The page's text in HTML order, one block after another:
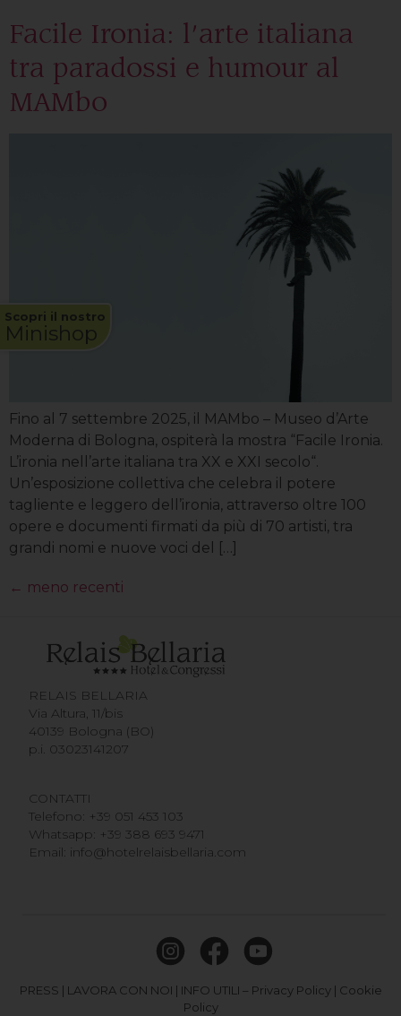
Scopri il nostro
Minishop
Facile Ironia: l’arte italiana
tra paradossi e humour al
MAMbo
Fino al 7 settembre 2025, il MAMbo – Museo d’Arte
Moderna di Bologna, ospiterà la mostra “Facile Ironia.
L’ironia nell’arte italiana tra XX e XXI secolo“.
Un’esposizione collettiva che celebra il potere
tagliente e leggero dell’ironia, attraverso oltre 100
opere e documenti firmati da più di 70 artisti, tra
grandi nomi e nuove voci del […]
← meno recenti
RELAIS BELLARIA
Via Altura, 11/bis
40139 Bologna (BO)
p.i. 03023141207
CONTATTI
Telefono: +39 051 453 103
Whatsapp: +39 388 693 9471
Email: info@hotelrelaisbellaria.com
PRESS | LAVORA CON NOI | INFO UTILI – Privacy Policy| Cookie
Policy